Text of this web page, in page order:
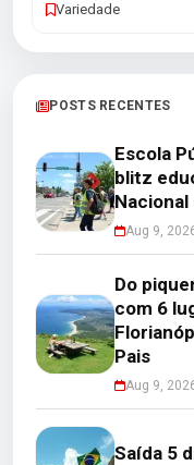
Variedade
POSTS RECENTES
Escola
blitz
Aug 9,
Do
com 6
Pais
Aug 9,
Saída 5